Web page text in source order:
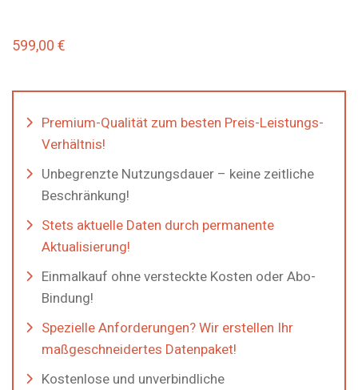
599,00€
Premium-Qualität zum besten Preis-Leistungs-
Verhältnis!
Unbegrenzte Nutzungsdauer – keine zeitliche
Beschränkung!
Stets aktuelle Daten durch permanente
Aktualisierung!
Einmalkauf ohne versteckte Kosten oder Abo-
Bindung!
Spezielle Anforderungen? Wir erstellen Ihr
maßgeschneidertes Datenpaket!
Kostenlose und unverbindliche